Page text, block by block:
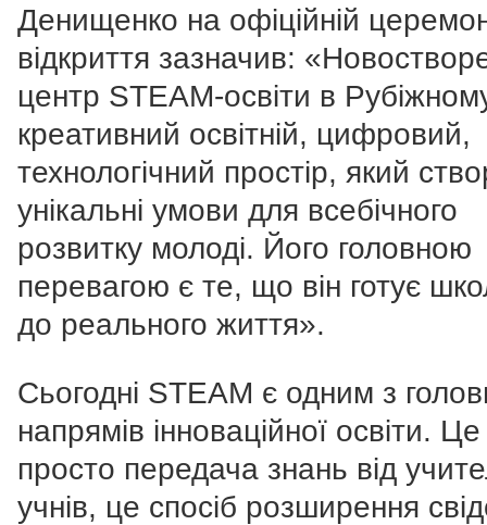
Денищенко на офіційній
відкриття зазначив:
центр STEAM-освіти в
креативний освітній, цифровий,
технологічний простір, який
унікальні умови для всебічного
розвитку молоді. Його головною
перевагою є те, що він готує
до реального життя».
Сьогодні STEAM є одним з
напрямів інноваційної освіти.
просто передача знань від
учнів, це спосіб розширення